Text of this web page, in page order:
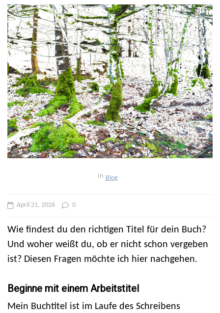
In Blog
April 21, 2026 0
Wie findest du den richtigen Titel für dein Buch?
Und woher weißt du, ob er nicht schon vergeben
ist? Diesen Fragen möchte ich hier nachgehen.
Beginne mit einem Arbeitstitel
Mein Buchtitel ist im Laufe des Schreibens